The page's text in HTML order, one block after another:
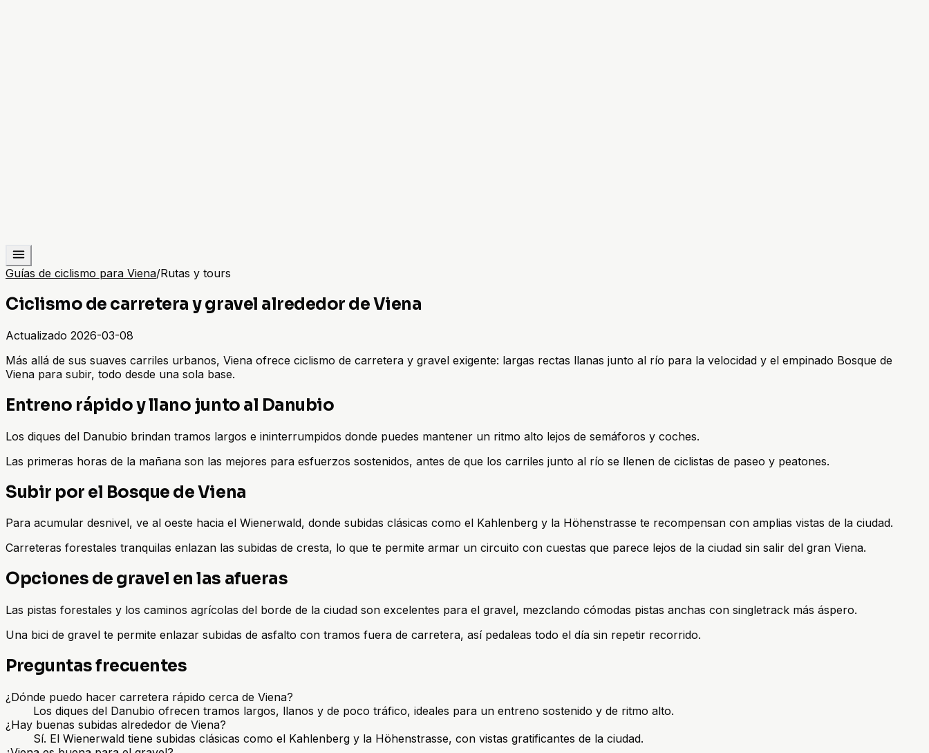
Guías de ciclismo para Viena/Rutas y tours
Ciclismo de carretera y gravel alrededor de Viena
Actualizado 2026-03-08
Más allá de sus suaves carriles urbanos, Viena ofrece ciclismo de carretera y gravel exigente: largas rectas llanas junto al río para la velocidad y el empinado Bosque de
Viena para subir, todo desde una sola base.
Entreno rápido y llano junto al Danubio
Los diques del Danubio brindan tramos largos e ininterrumpidos donde puedes mantener un ritmo alto lejos de semáforos y coches.
Las primeras horas de la mañana son las mejores para esfuerzos sostenidos, antes de que los carriles junto al río se llenen de ciclistas de paseo y peatones.
Subir por el Bosque de Viena
Para acumular desnivel, ve al oeste hacia el Wienerwald, donde subidas clásicas como el Kahlenberg y la Höhenstrasse te recompensan con amplias vistas de la ciudad.
Carreteras forestales tranquilas enlazan las subidas de cresta, lo que te permite armar un circuito con cuestas que parece lejos de la ciudad sin salir del gran Viena.
Opciones de gravel en las afueras
Las pistas forestales y los caminos agrícolas del borde de la ciudad son excelentes para el gravel, mezclando cómodas pistas anchas con singletrack más áspero.
Una bici de gravel te permite enlazar subidas de asfalto con tramos fuera de carretera, así pedaleas todo el día sin repetir recorrido.
Preguntas frecuentes
¿Dónde puedo hacer carretera rápido cerca de Viena?
Los diques del Danubio ofrecen tramos largos, llanos y de poco tráfico, ideales para un entreno sostenido y de ritmo alto.
¿Hay buenas subidas alrededor de Viena?
Sí. El Wienerwald tiene subidas clásicas como el Kahlenberg y la Höhenstrasse, con vistas gratificantes de la ciudad.